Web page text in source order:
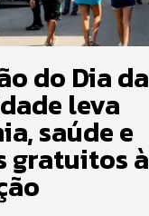
do Dia da
leva
saúde e
gratuitos à